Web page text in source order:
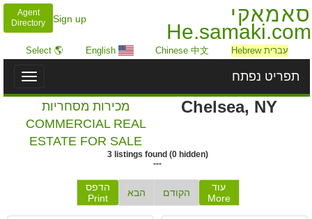
סאמאקי
He.samaki.com
Sign up
Agent
Directory
עִברִית Hebrew Chinese 中文
English
🌎 Select
Toggle
תפריט נפתח
Chelsea, NY
מכירות מסחריות
COMMERCIAL REAL
ESTATE FOR SALE
3 listings found (0hidden)
---
עוד
More
הקודם הבא
הדפס
Print